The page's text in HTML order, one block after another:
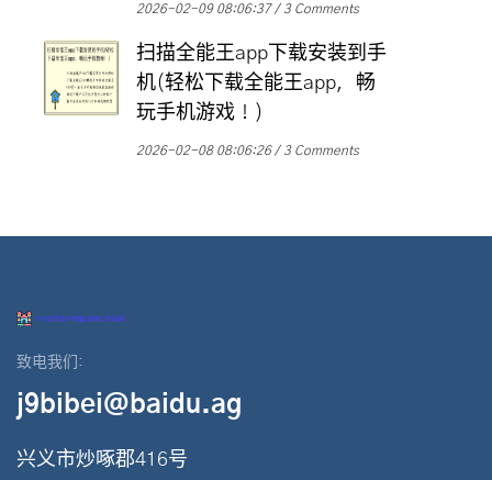
2026-02-09 08:06:37 3 Comments
扫描全能王app下载安装到手
机(轻松下载全能王app，畅
玩手机游戏！)
2026-02-08 08:06:26 3 Comments
致电我们:
j9bibei@baidu.ag
兴义市炒啄郡416号